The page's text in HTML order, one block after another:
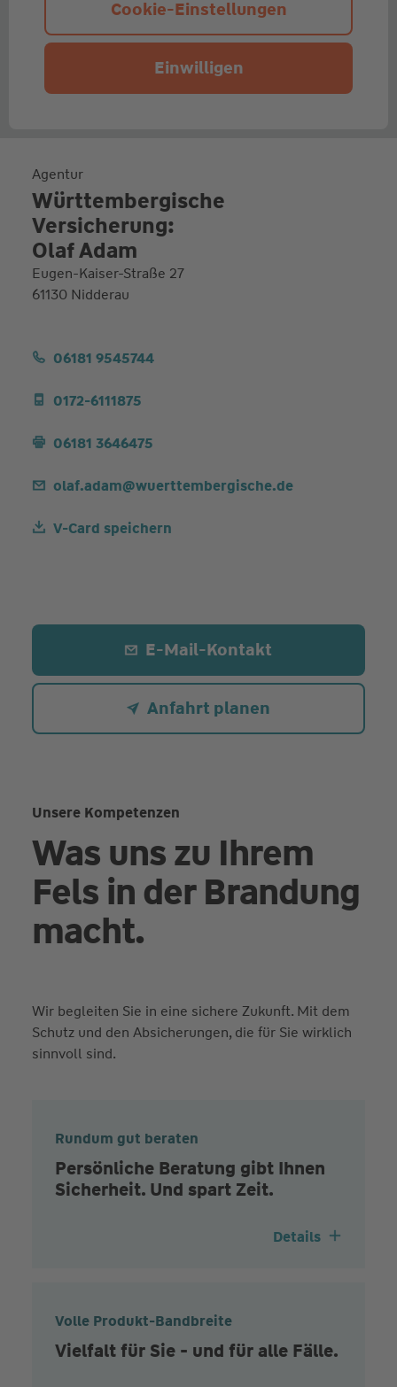
Cookie-Einstellungen
Einwilligen
Agentur
Württembergische
Versicherung:
Olaf Adam
Eugen-Kaiser-Straße 27
61130 Nidderau
06181 9545744
0172-6111875
06181 3646475
olaf.adam@wuerttembergische.de
V-Card speichern
E-Mail-Kontakt
Anfahrt planen
Unsere Kompetenzen
Was uns zu Ihrem
Fels in der Brandung
macht.
Wir begleiten Sie in eine sichere Zukunft. Mit dem
Schutz und den Absicherungen, die für Sie wirklich
sinnvoll sind.
Rundum gut beraten
Persönliche Beratung gibt Ihnen
Sicherheit. Und spart Zeit.
Details
Volle Produkt-Bandbreite
Vielfalt für Sie - und für alle Fälle.